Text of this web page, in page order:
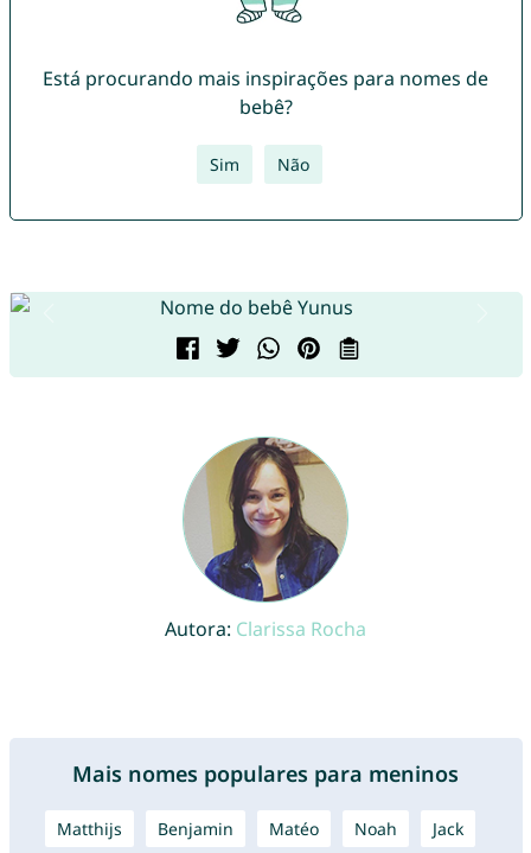
Está procurando mais inspirações para nomes de
bebê?
Sim Não
Autora: Clarissa Rocha
Mais nomes populares para meninos
Matthijs Benjamin Matéo Noah Jack